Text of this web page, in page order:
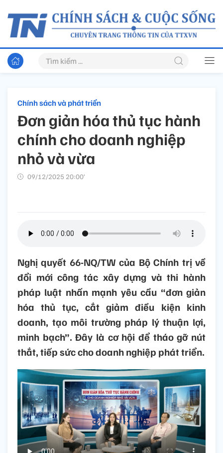
Chính sách và phát triển
Đơn giản hóa thủ tục hành
chính cho doanh nghiệp
nhỏ và vừa
09/12/2025 20:00’
Nghị quyết 66-NQ/TW của Bộ Chính trị về
đổi mới công tác xây dựng và thi hành
pháp luật nhấn mạnh yêu cầu “đơn giản
hóa thủ tục, cắt giảm điều kiện kinh
doanh, tạo môi trường pháp lý thuận lợi,
minh bạch”. Đây là cơ hội để tháo gỡ nút
thắt, tiếp sức cho doanh nghiệp phát triển.